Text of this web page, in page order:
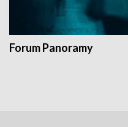
Forum Panoramy